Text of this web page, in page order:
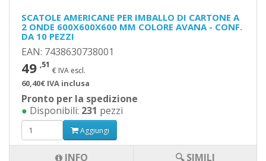
SCATOLE AMERICANE PER IMBALLO DI CARTONE A
2 ONDE 600X600X600 MM COLORE AVANA - CONF.
DA 10 PEZZI
EAN: 7438630738001
49 ,51
€ IVA escl.
60,40€ IVA inclusa
Pronto per la spedizione
● Disponibili: 231 pezzi
Aggiungi
INFO 🔍 SIMILI